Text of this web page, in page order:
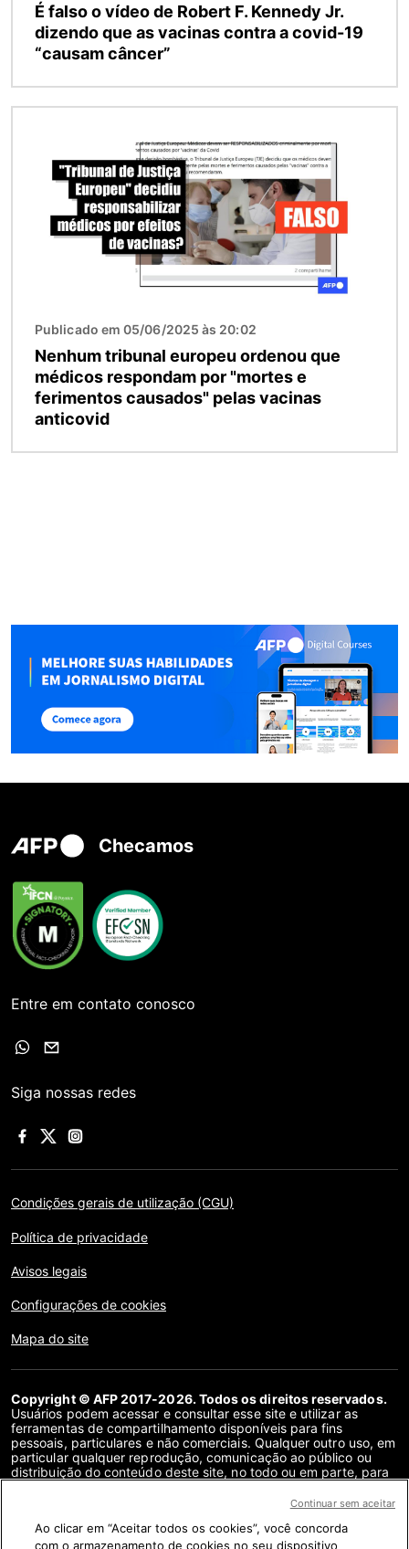
É falso o vídeo de Robert F. Kennedy Jr.
dizendo que as vacinas contra a covid-19
“causam câncer”
Publicado em 05/06/2025 às 20:02
Nenhum tribunal europeu ordenou que
médicos respondam por "mortes e
ferimentos causados" pelas vacinas
anticovid
Checamos
Entre em contato conosco
Siga nossas redes
Condições gerais de utilização (CGU)
Política de privacidade
Avisos legais
Configurações de cookies
Mapa do site
Copyright © AFP 2017-2026. Todos os direitos reservados.
Usuários podem acessar e consultar esse site e utilizar as
ferramentas de compartilhamento disponíveis para fins
pessoais, particulares e não comerciais. Qualquer outro uso, em
particular qualquer reprodução, comunicação ao público ou
distribuição do conteúdo deste site, no todo ou em parte, para
contrato de licença específico assinado com a AFP, é
meio de links no conteúdo de verificação de fatos são
fornecidos na medida necessária para a correta compreensão
Ao clicar em “Aceitar todos os cookies”, você concorda
com o armazenamento de cookies no seu dispositivo
Continuar sem aceitar